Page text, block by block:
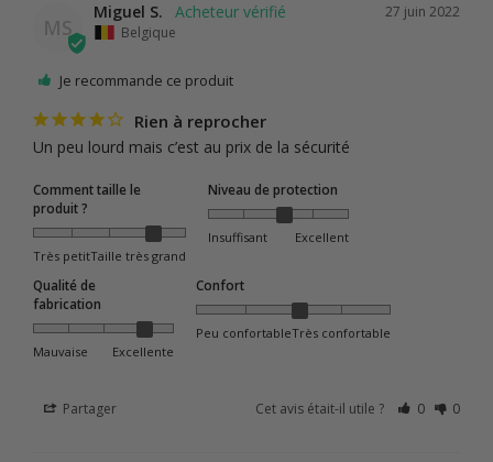
MS
27 juin 2022
Miguel S.
Belgique
Je recommande ce produit
Rien à reprocher
Un peu lourd mais c’est au prix de la sécurité
Comment taille le
produit ?
Très petitTaille très grand
Niveau de protection
Insuffisant Excellent
Qualité de
fabrication
Mauvaise Excellente
Confort
Peu confortableTrès confortable
Partager Cet avis était-il utile ? 0 0